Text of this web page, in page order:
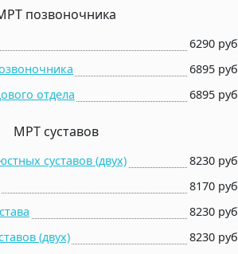
позвоночника
6290
6895
отдела
6895
МРТ суставов
суставов (двух)
8230
8170
8230
(двух)
8230